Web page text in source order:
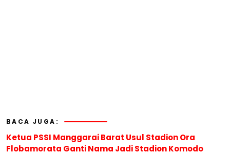
BACA JUGA:
Ketua PSSI Manggarai Barat Usul Stadion Ora
Flobamorata Ganti Nama Jadi Stadion Komodo